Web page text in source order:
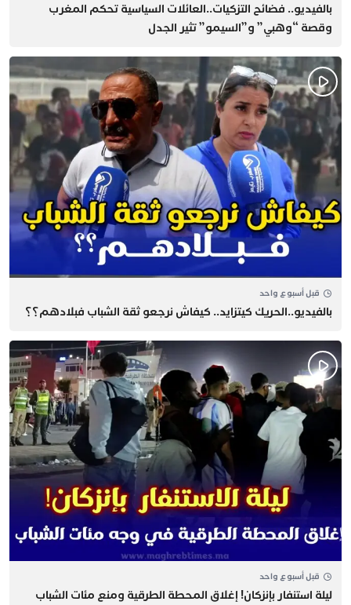
بالفيديو.. فضائح التزكيات..العائلات السياسية تحكم المغرب
وقصة “وهبي” و”السيمو” تثير الجدل
قبل أسبوع واحد
بالفيديو..الحريك كيتزايد.. كيفاش نرجعو ثقة الشباب فبلادهم؟؟
قبل أسبوع واحد
​ليلة استنفار بإنزكان! إغلاق المحطة الطرقية ومنع مئات الشباب